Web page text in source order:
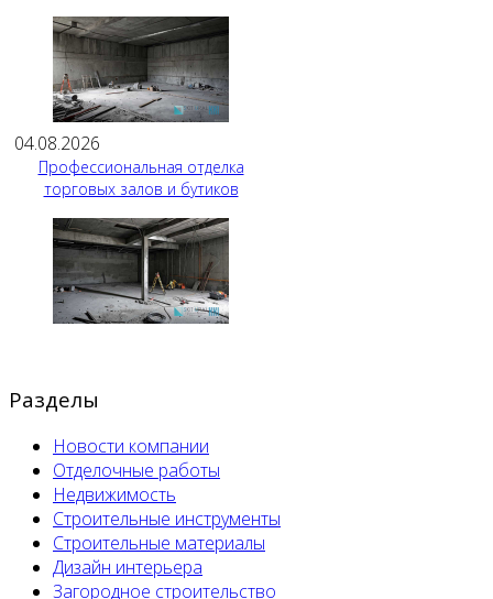
04.08.2026
Профессиональная отделка
торговых залов и бутиков
Разделы
Новости компании
Отделочные работы
Недвижимость
Строительные инструменты
Строительные материалы
Дизайн интерьера
Загородное строительство